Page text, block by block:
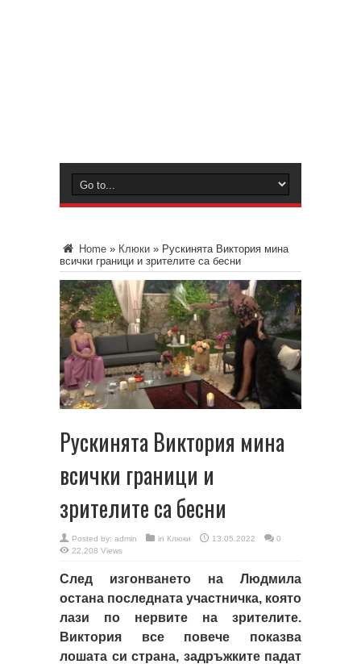
Home » Клюки » Рускинята Виктория мина
всички граници и зрителите са бесни
Рускинята Виктория мина
всички граници и
зрителите са бесни
Posted by: admin in Клюки 13.05.2022
0
22,208 Views
След изгонването на Людмила
остана последната участничка, която
лази по нервите на зрителите.
Виктория все повече показва
лошата си страна, задръжките падат